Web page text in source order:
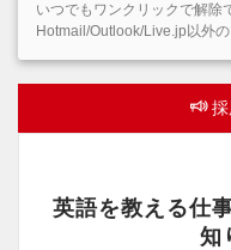
いつでもワンクリックで解除
Hotmail/Outlook/Live.jp以外
採
英語を教える仕
知